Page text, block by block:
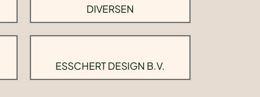
DIVERSEN
ESSCHERT DESIGN B.V.